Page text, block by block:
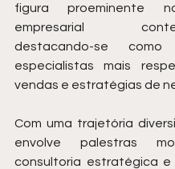
figura proeminente
empresarial
destacando-se
especialistas mais
vendas e estratégias de
Com uma trajetória
envolve palestras
consultoria estratégica e